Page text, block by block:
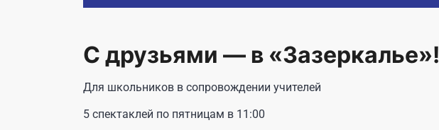
С друзьями — в «Зазеркалье»!
Для школьников в сопровождении учителей
5 спектаклей по пятницам в 11:00